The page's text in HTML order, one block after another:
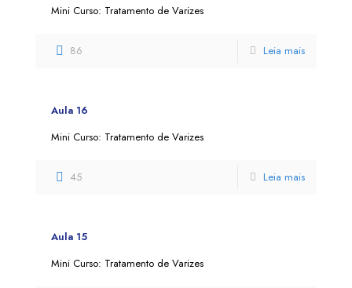
Mini Curso: Tratamento de Varizes
86 Leia mais
Aula 16
Mini Curso: Tratamento de Varizes
45 Leia mais
Aula 15
Mini Curso: Tratamento de Varizes